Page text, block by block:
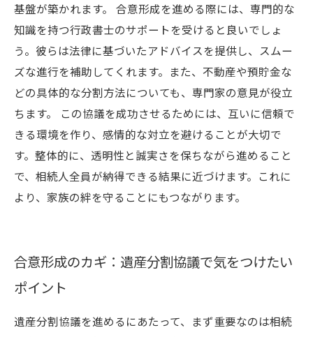
基盤が築かれます。 合意形成を進める際には、専門的な
知識を持つ行政書士のサポートを受けると良いでしょ
う。彼らは法律に基づいたアドバイスを提供し、スムー
ズな進行を補助してくれます。また、不動産や預貯金な
どの具体的な分割方法についても、専門家の意見が役立
ちます。 この協議を成功させるためには、互いに信頼で
きる環境を作り、感情的な対立を避けることが大切で
す。整体的に、透明性と誠実さを保ちながら進めること
で、相続人全員が納得できる結果に近づけます。これに
より、家族の絆を守ることにもつながります。
合意形成のカギ：遺産分割協議で気をつけたい
ポイント
遺産分割協議を進めるにあたって、まず重要なのは相続